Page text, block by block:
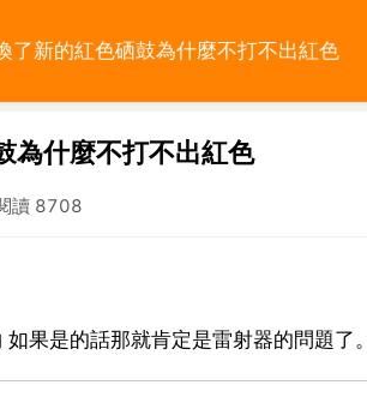
了新的紅色硒鼓為什麼不打不出紅色
為什麼不打不出紅色
讀 8708
果是的話那就肯定是雷射器的問題了。